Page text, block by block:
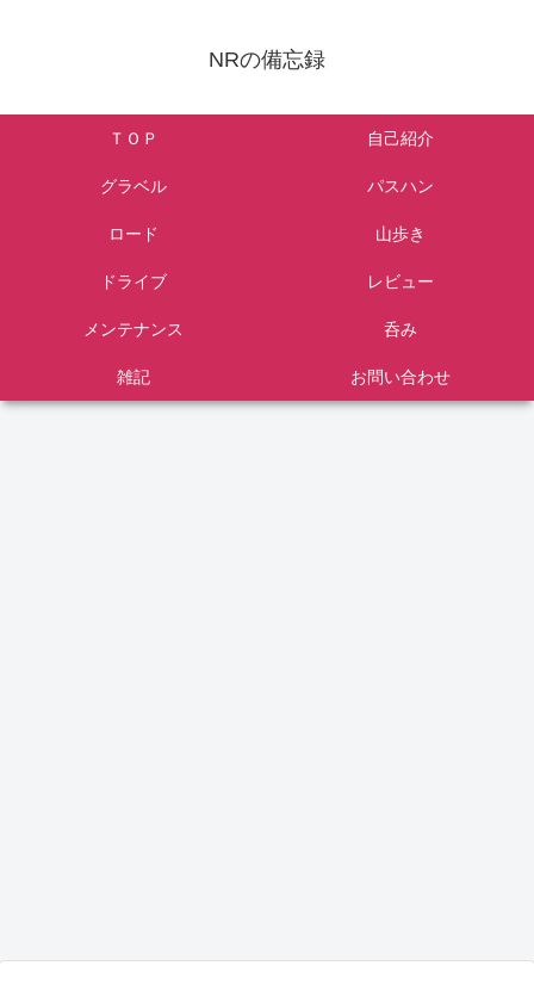
NRの備忘録
ＴＯＰ 自己紹介
グラベル パスハン
ロード 山歩き
ドライブ レビュー
メンテナンス 呑み
雑記 お問い合わせ